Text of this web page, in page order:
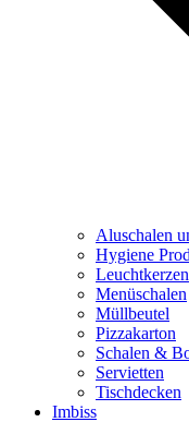
Aluschalen
Hygiene
Leuchtkerzen
Menüschalen
Müllbeutel
Pizzakarton
Schalen &
Servietten
Tischdecken
Imbiss